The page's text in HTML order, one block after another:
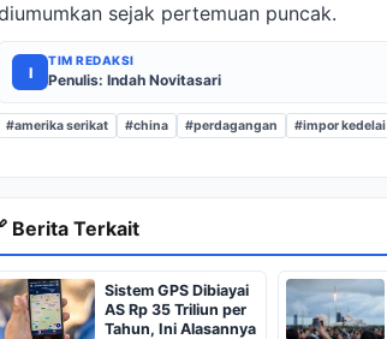
sejak pertemuan puncak.
I
TIM REDAKSI
Penulis: Indah Novitasari
#amerika serikat #china #perdagangan #impor kedelai
Berita Terkait
Sistem GPS Dibiayai
AS Rp 35 Triliun per
Tahun, Ini Alasannya